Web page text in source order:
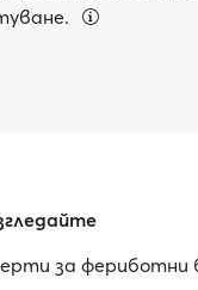
за фериботни